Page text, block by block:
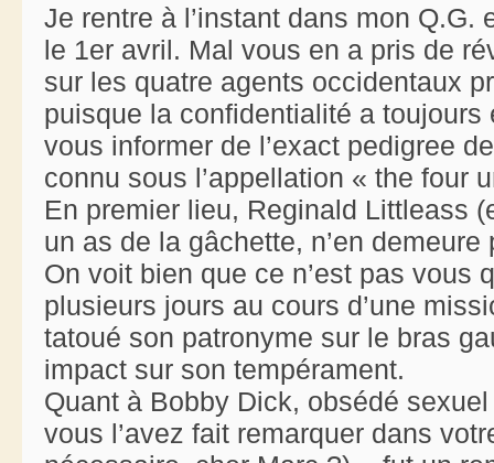
Je rentre à l’instant dans mon
le 1er avril. Mal vous en a pris de
sur les quatre agents occidentaux
puisque la confidentialité a
vous informer de l’exact pedigree
connu sous l’appellation « the four
En premier lieu, Reginald Littleass
un as de la gâchette, n’en
On voit bien que ce n’est pas vous
plusieurs jours au cours d’une
tatoué son patronyme sur le bras
impact sur son tempérament.
Quant à Bobby Dick, obsédé
vous l’avez fait remarquer dans